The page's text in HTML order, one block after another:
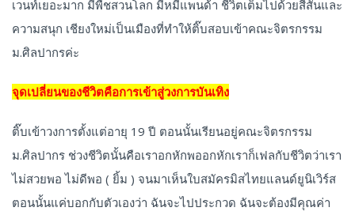
เวนท์เยอะมาก มีพืชสวนโลก มีหมีแพนด้า ชีวิตเต็มไปด้วยสีสันและ
ความสนุก เชียงใหม่เป็นเมืองที่ทำให้ติ๊บสอบเข้าคณะจิตรกรรม
ม.ศิลปากรค่ะ
จุดเปลี่ยนของชีวิตคือการเข้าสู่วงการบันเทิง
ติ๊บเข้าวงการตั้งแต่อายุ 19 ปี ตอนนั้นเรียนอยู่คณะจิตรกรรม
ม.ศิลปากร ช่วงชีวิตนั้นคือเราอกหักพออกหักเราก็เฟลกับชีวิตว่าเรา
ไม่สวยพอ ไม่ดีพอ ( ยิ้ม ) จนมาเห็นใบสมัครมิสไทยแลนด์ยูนิเวิร์ส
ตอนนั้นแค่บอกกับตัวเองว่า ฉันจะไปประกวด ฉันจะต้องมีคุณค่า